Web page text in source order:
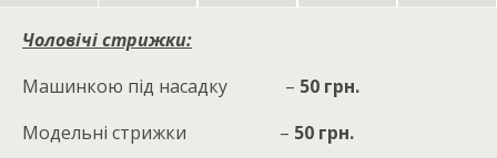
Чоловічі стрижки:
Машинкою під насадку – 50 грн.
Модельні стрижки – 50 грн.